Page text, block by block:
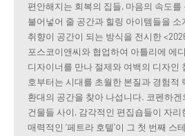
편안해지는 회복의 집들, 마음의 속도를
불어넣어 줄 공간과 힐링 아이템들을 소
취향이 공간이 되는 방식을 전시한
포스코이앤씨와 협업하여 아틀리에 에
디자이너를 만나 절제와 여백의 디자인
호부터는 시대를 초월한 본질과 경험적
환대의 공간을 찾아 나섭니다. 코펜하
건물들 사이, 감각적인 편집숍들이 자리
매력적인 ‘페트라 호텔’이 그 첫 번째 스